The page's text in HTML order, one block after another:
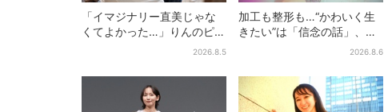
「イマジナリー直美じゃな
くてよかった…」りんのピン
チに駆けつける直美、ベス
喜
2026.8.5
加工も整形も…“かわいく生
きたい”は「信念の話」、大
森靖子が新作に込めた思い
2026.8.6